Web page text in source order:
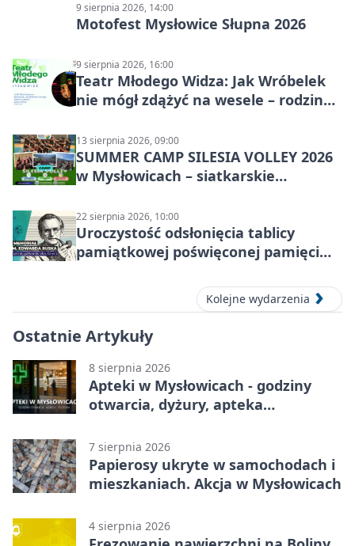
9 sierpnia 2026, 14:00
Motofest Mysłowice Słupna 2026
9 sierpnia 2026, 16:00
Teatr Młodego Widza: Jak Wróbelek
nie mógł zdążyć na wesele – rodzinny
13 sierpnia 2026, 09:00
SUMMER CAMP SILESIA VOLLEY 2026
w Mysłowicach – siatkarskie
22 sierpnia 2026, 10:00
Uroczystość odsłonięcia tablicy
pamiątkowej poświęconej pamięci
Kolejne wydarzenia
Ostatnie Artykuły
8 sierpnia 2026
Apteki w Mysłowicach - godziny
otwarcia, dyżury, apteka
7 sierpnia 2026
Papierosy ukryte w samochodach i
mieszkaniach. Akcja w Mysłowicach
4 sierpnia 2026